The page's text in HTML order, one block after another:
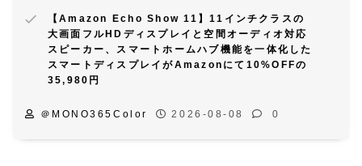
【Amazon Echo Show 11】11インチクラスの
大画面フルHDディスプレイと空間オーディオ対応
スピーカー、スマートホームハブ機能を一体化した
スマートディスプレイがAmazonにて10%OFFの
35,980円
＠MONO365Color 2026-08-08 0